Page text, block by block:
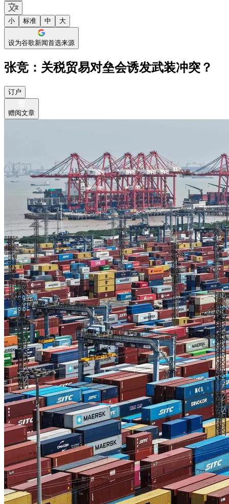
小 标准 中 大
设为谷歌新闻首选来源
张竞：关税贸易对垒会诱发武装冲突？
订户
赠阅文章